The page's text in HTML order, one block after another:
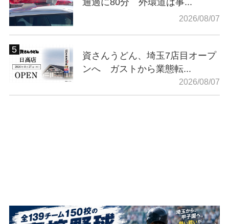
通過に80分 外環道は事...
2026/08/07
資さんうどん、埼玉7店目オープ
ンへ ガストから業態転...
2026/08/07